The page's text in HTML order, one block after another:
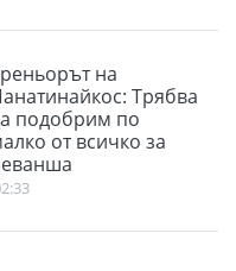
на
Трябва
подобрим по
от всичко за